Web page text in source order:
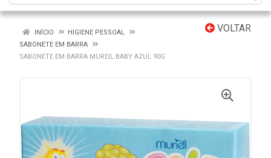
VOLTAR
INÍCIO
HIGIENE PESSOAL
SABONETE EM BARRA
SABONETE EM BARRA MUREIL BABY AZUL 90G